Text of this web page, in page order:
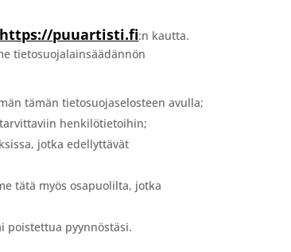
https://puuartisti.fi:n kautta.
tietosuojalainsäädännön
tämän tietosuojaselosteen avulla;
henkilötietoihin;
jotka edellyttävät
tätä myös osapuolilta, jotka
poistettua pyynnöstäsi.